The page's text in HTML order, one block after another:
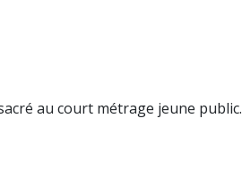
au court métrage jeune public.